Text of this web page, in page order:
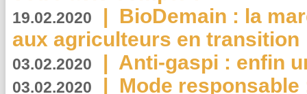
19.02.2020 | BioDemain : la
aux agriculteurs en transition
03.02.2020 | Anti-gaspi : enfin
03.02.2020 | Mode